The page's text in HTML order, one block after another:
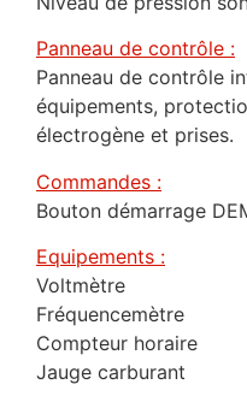
Panneau de contrôle :
Panneau de contrôle
équipements,
électrogène et prises.
Commandes :
Bouton démarrage
Equipements :
Voltmètre
Fréquencemètre
Compteur horaire
Jauge carburant